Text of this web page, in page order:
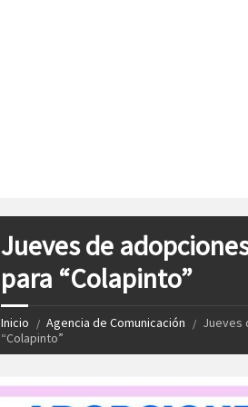
Jueves de
para “Colapinto”
Inicio Agencia de Comunicación
Jueves
“Colapinto”